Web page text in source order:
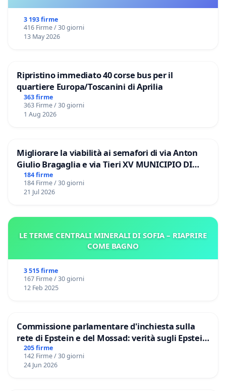
3 193 firme
416 Firme / 30 giorni
13 May 2026
Ripristino immediato 40 corse bus per il
quartiere Europa/Toscanini di Aprilia
363 firme
363 Firme / 30 giorni
1 Aug 2026
Migliorare la viabilità ai semafori di via Anton
Giulio Bragaglia e via Tieri XV MUNICIPIO DI
ROMA
184 firme
184 Firme / 30 giorni
21 Jul 2026
LE TERME CENTRALI MINERALI DI SOFIA – RIAPRIRE
COME BAGNO
3 515 firme
167 Firme / 30 giorni
12 Feb 2025
Commissione parlamentare d'inchiesta sulla
rete di Epstein e del Mossad: verità sugli Epstein
Files
205 firme
142 Firme / 30 giorni
24 Jun 2026